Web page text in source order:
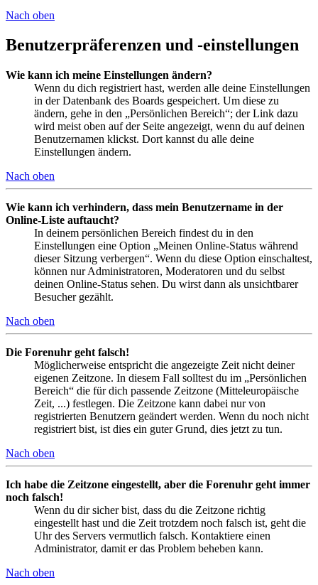
Nach oben
Benutzerpräferenzen und -einstellungen
Wie kann ich meine Einstellungen ändern?
Wenn du dich registriert hast, werden alle deine Einstellungen
in der Datenbank des Boards gespeichert. Um diese zu
ändern, gehe in den „Persönlichen Bereich“; der Link dazu
wird meist oben auf der Seite angezeigt, wenn du auf deinen
Benutzernamen klickst. Dort kannst du alle deine
Einstellungen ändern.
Nach oben
Wie kann ich verhindern, dass mein Benutzername in der
Online-Liste auftaucht?
In deinem persönlichen Bereich findest du in den
Einstellungen eine Option „Meinen Online-Status während
dieser Sitzung verbergen“. Wenn du diese Option einschaltest,
können nur Administratoren, Moderatoren und du selbst
deinen Online-Status sehen. Du wirst dann als unsichtbarer
Besucher gezählt.
Nach oben
Die Forenuhr geht falsch!
Möglicherweise entspricht die angezeigte Zeit nicht deiner
eigenen Zeitzone. In diesem Fall solltest du im „Persönlichen
Bereich“ die für dich passende Zeitzone (Mitteleuropäische
Zeit, ...) festlegen. Die Zeitzone kann dabei nur von
registrierten Benutzern geändert werden. Wenn du noch nicht
registriert bist, ist dies ein guter Grund, dies jetzt zu tun.
Nach oben
Ich habe die Zeitzone eingestellt, aber die Forenuhr geht immer
noch falsch!
Wenn du dir sicher bist, dass du die Zeitzone richtig
eingestellt hast und die Zeit trotzdem noch falsch ist, geht die
Uhr des Servers vermutlich falsch. Kontaktiere einen
Administrator, damit er das Problem beheben kann.
Nach oben